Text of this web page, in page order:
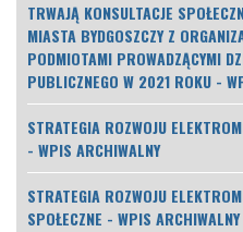
TRWAJĄ KONSULTACJE
MIASTA BYDGOSZCZY Z
PODMIOTAMI PROWADZĄCYMI
PUBLICZNEGO W 2021 ROKU -
STRATEGIA ROZWOJU
- WPIS ARCHIWALNY
STRATEGIA ROZWOJU
SPOŁECZNE - WPIS ARCHIWALNY